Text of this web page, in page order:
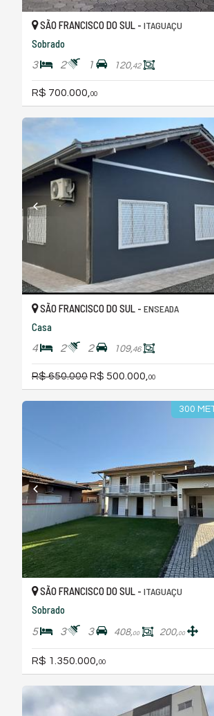
SÃO FRANCISCO DO SUL - ITAGUAÇU
Sobrado
3 2 1 120,42
R$ 700.000, 00
SÃO FRANCISCO DO SUL - ENSEADA
Casa
4 2 2 109,46
R$ 650.000R$ 500.000, 00
300
SÃO FRANCISCO DO SUL - ITAGUAÇU
Sobrado
5 3 3 408,00 200,00
R$ 1.350.000,00